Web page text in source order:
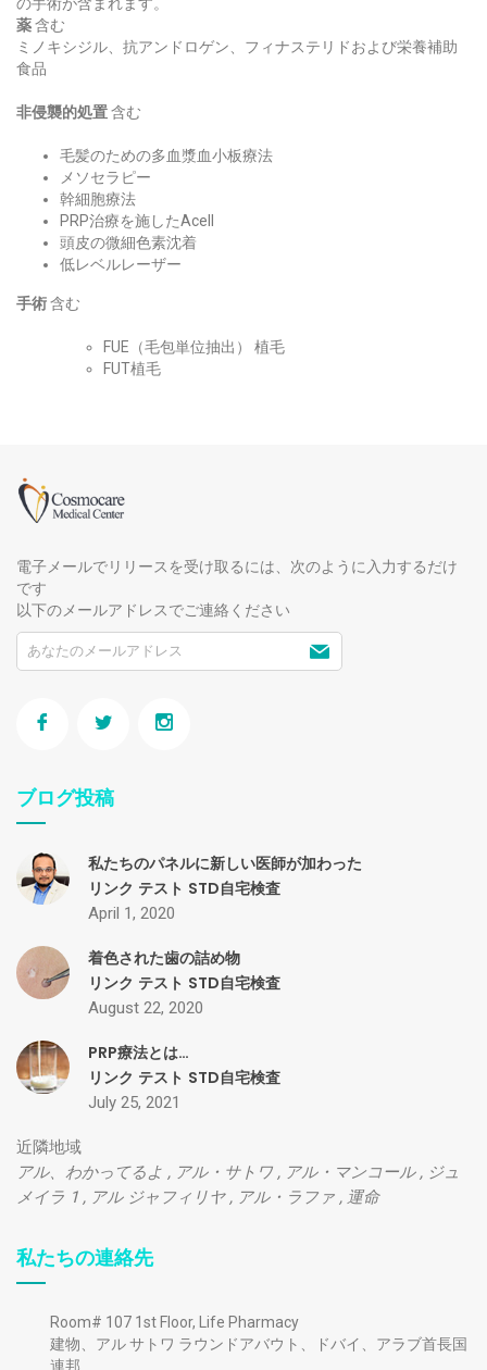
薬含む
ミノキシジル、抗アンドロゲン、フィナステリドおよび栄養補助
食品
非侵襲的処置含む
毛髪のための多血漿血小板療法
メソセラピー
幹細胞療法
PRP治療を施したAcell
頭皮の微細色素沈着
低レベルレーザー
手術含む
FUE（毛包単位抽出） 植毛
FUT植毛
電子メールでリリースを受け取るには、次のように入力するだけ
です
以下のメールアドレスでご連絡ください
ブログ投稿
私たちのパネルに新しい医師が加わった
リンク テスト STD自宅検査
April 1, 2020
着色された歯の詰め物
リンク テスト STD自宅検査
August 22, 2020
PRP療法とは…
リンク テスト STD自宅検査
July 25, 2021
近隣地域
アル、わかってるよ , アル・サトワ , アル・マンコール, ジュ
メイラ 1 , アル ジャフィリヤ, アル・ラファ , 運命
私たちの連絡先
Room# 107 1st Floor, Life Pharmacy
建物、アル サトワ ラウンドアバウト、ドバイ、アラブ首長国
連邦